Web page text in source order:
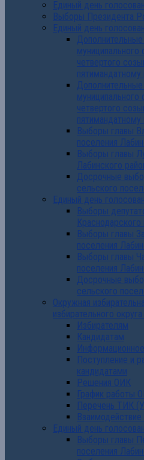
Единый день
Выборы Президента
Единый день
муниципального
четвертого
муниципального
четвертого
Выборы главы
поселения
Выборы главы
Лабинского
Досрочные
сельского
Единый день
Выборы
Выборы главы
поселения
Выборы главы
поселения
Досрочные
сельского
Окружная
избирательного
Избирателям
Кандидатам
Поступление и
кандидатами
Решения ОИК
График работы
Перечень ТИК
Единый день
Выборы главы
поселения